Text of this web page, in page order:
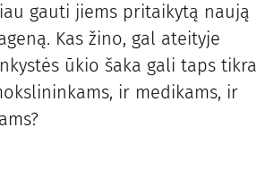
gauti jiems pritaikytą naują
Kas žino, gal ateityje
ūkio šaka gali taps tikra
ir medikams, ir